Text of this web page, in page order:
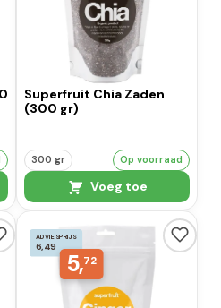
Superfruit Chia Zaden
(300 gr)
300 gr Op voorraad
Voeg toe
ADVIESPRIJS
6,49
5,72